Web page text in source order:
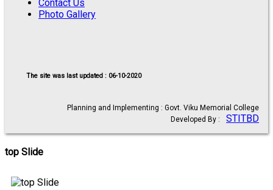
Contact Us
Photo Gallery
The site was last updated : 06-10-2020
Planning and Implementing : Govt. Viku Memorial College
Developed By :
STITBD
top Slide